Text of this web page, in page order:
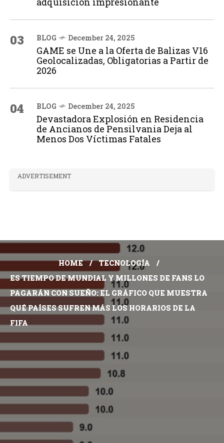
03 BLOG December 24, 2025
GAME se Une a la Oferta de Balizas V16
Geolocalizadas, Obligatorias a Partir de
2026
04 BLOG December 24, 2025
Devastadora Explosión en Residencia
de Ancianos de Pensilvania Deja al
Menos Dos Víctimas Fatales
ADVERTISEMENT
HOME
TECNOLOGÍA
ES TIEMPO DE MUNDIAL Y MILLONES DE FANS LO
PAGARÁN CON SUEÑO: EL GRÁFICO QUE MUESTRA
QUÉ PAÍSES SUFREN MÁS LOS HORARIOS DE LA
FIFA